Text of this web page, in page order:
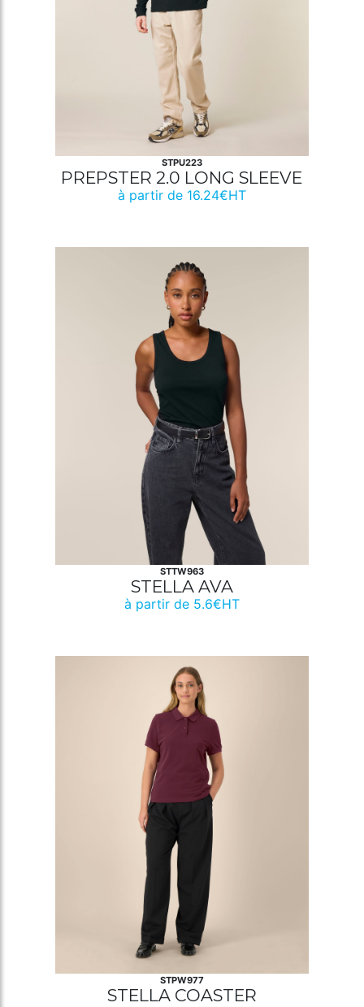
STPU223
PREPSTER 2.0 LONG SLEEVE
à partir de 16.24€HT
STTW963
STELLA AVA
à partir de 5.6€HT
STPW977
STELLA COASTER